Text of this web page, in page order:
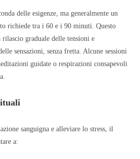
delle esigenze, ma generalmente un
richiede tra i 60 e i 90 minuti. Questo
rilascio graduale delle tensioni e
sensazioni, senza fretta. Alcune sessioni
guidate o respirazioni consapevoli
sanguigna e alleviare lo stress, il
a: